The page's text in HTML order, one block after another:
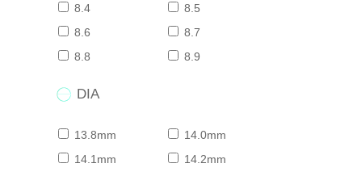
8.4
8.5
8.6
8.7
8.8
8.9
DIA
13.8mm
14.0mm
14.1mm
14.2mm